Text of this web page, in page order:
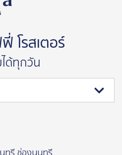
โรสเตอร์
ด้ทุกวัน